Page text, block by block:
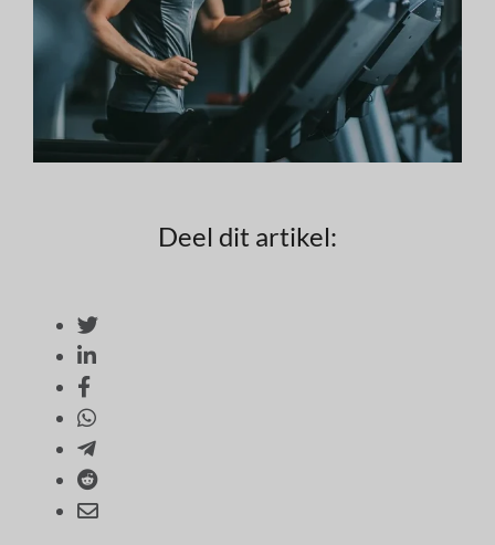
Deel dit artikel: